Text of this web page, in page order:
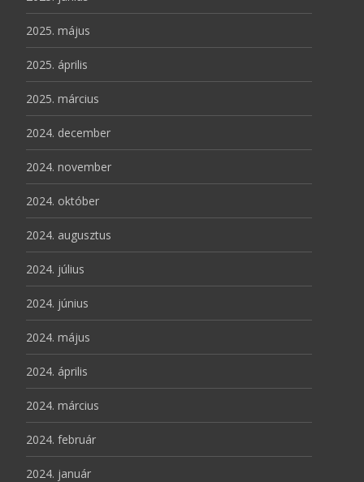
2025. május
2025. április
2025. március
2024. december
2024. november
2024. október
2024. augusztus
2024. július
2024. június
2024. május
2024. április
2024. március
2024. február
2024. január